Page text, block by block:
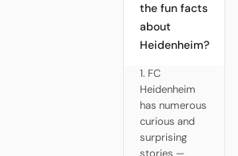
the fun facts
about
Heidenheim?
1. FC
Heidenheim
has numerous
curious and
surprising
stories —